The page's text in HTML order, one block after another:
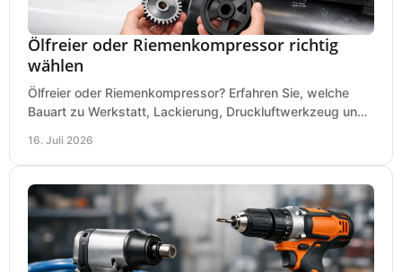
Ölfreier oder Riemenkompressor richtig
wählen
Ölfreier oder Riemenkompressor? Erfahren Sie, welche
Bauart zu Werkstatt, Lackierung, Druckluftwerkzeug und
16. Juli 2026